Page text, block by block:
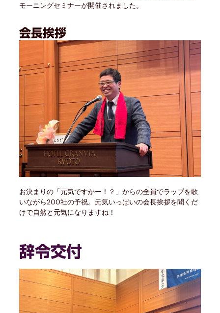
モーニングセミナーが開催されました。
会長挨拶
お決まりの「元気ですかー！？」からの全員でラップを歌
いながら200社の予祝。元気いっぱいの会長挨拶を聞くだ
けで自然と元気になりますね！
辞令交付